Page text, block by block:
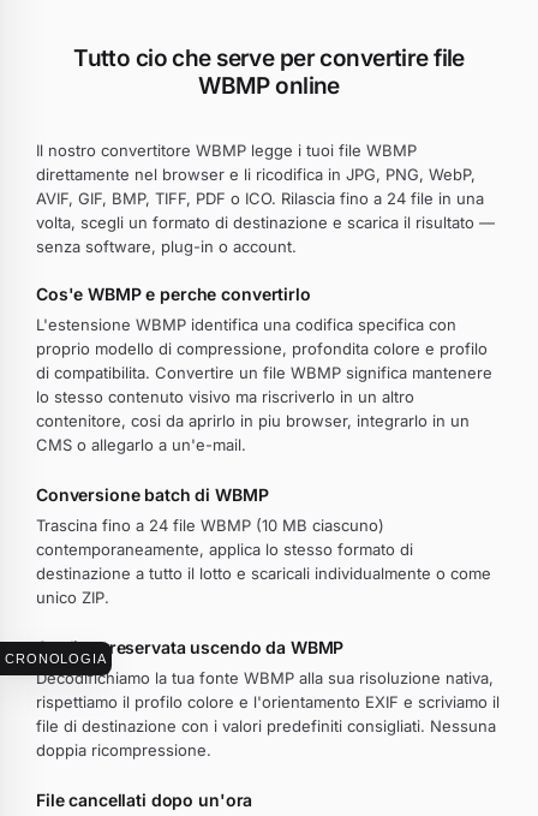
CRONOLOGIA
Tutto cio che serve per convertire file
WBMP online
Il nostro convertitore WBMP legge i tuoi file WBMP
direttamente nel browser e li ricodifica in JPG, PNG, WebP,
AVIF, GIF, BMP, TIFF, PDF o ICO. Rilascia fino a 24 file in una
volta, scegli un formato di destinazione e scarica il risultato —
senza software, plug-in o account.
Cos'e WBMP e perche convertirlo
L'estensione WBMP identifica una codifica specifica con
proprio modello di compressione, profondita colore e profilo
di compatibilita. Convertire un file WBMP significa mantenere
lo stesso contenuto visivo ma riscriverlo in un altro
contenitore, cosi da aprirlo in piu browser, integrarlo in un
CMS o allegarlo a un'e-mail.
Conversione batch di WBMP
Trascina fino a 24 file WBMP (10 MB ciascuno)
contemporaneamente, applica lo stesso formato di
destinazione a tutto il lotto e scaricali individualmente o come
unico ZIP.
Qualita preservata uscendo da WBMP
Decodifichiamo la tua fonte WBMP alla sua risoluzione nativa,
rispettiamo il profilo colore e l'orientamento EXIF e scriviamo il
file di destinazione con i valori predefiniti consigliati. Nessuna
doppia ricompressione.
File cancellati dopo un'ora